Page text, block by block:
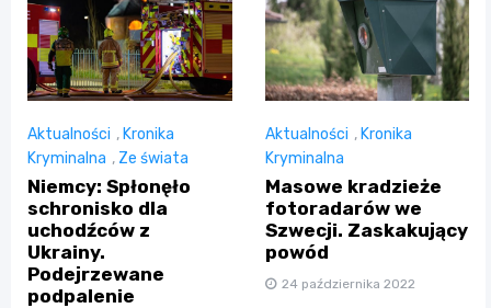
Aktualności , Kronika
Kryminalna , Ze świata
Niemcy: Spłonęło
schronisko dla
uchodźców z
Ukrainy.
Podejrzewane
podpalenie
Aktualności , Kronika
Kryminalna
Masowe kradzieże
fotoradarów we
Szwecji. Zaskakujący
powód
24 października 2022